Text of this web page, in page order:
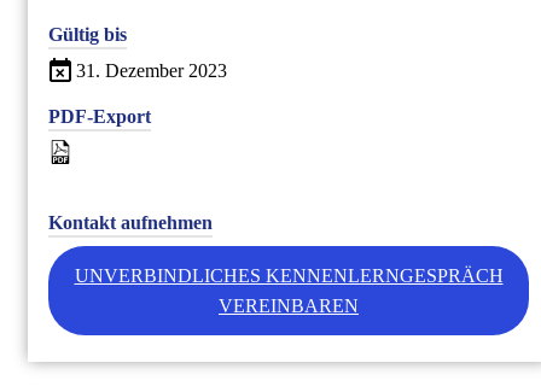
Gültig bis
31. Dezember 2023
PDF-Export
Kontakt aufnehmen
UNVERBINDLICHES KENNENLERNGESPRÄCH
VEREINBAREN